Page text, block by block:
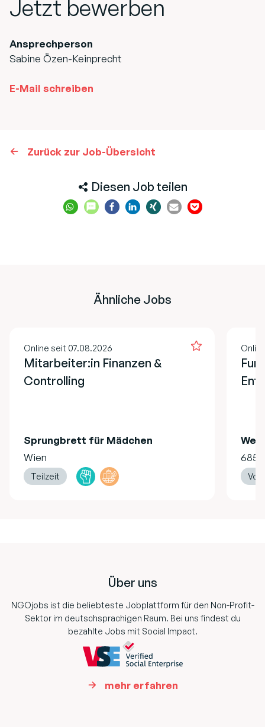
Jetzt bewerben
Ansprechperson
Sabine Özen-Keinprecht
E-Mail schreiben
Zurück zur Job-Übersicht
Diesen Job teilen
Ähnliche Jobs
Online seit 07.08.2026
Mitarbeiter:in Finanzen &
Controlling
Sprungbrett für Mädchen
Wien
Teilzeit
Über uns
NGOjobs ist die beliebteste Jobplattform für den Non-Profit-
Sektor im deutschsprachigen Raum. Bei uns findest du
bezahlte Jobs mit Social Impact.
mehr erfahren